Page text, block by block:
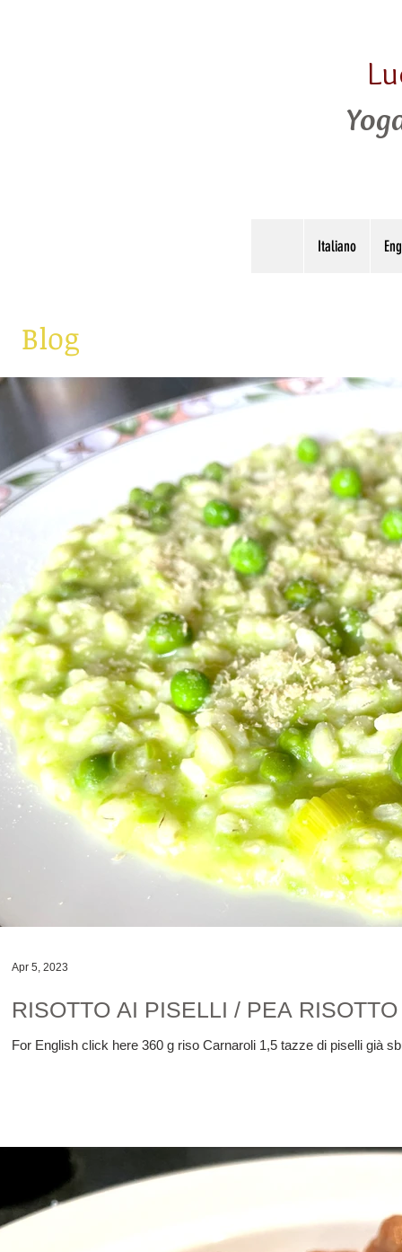
Italiano
Blog
RISOTTO AI PISELLI / PEA RISOTTO
For English click here 360 g riso Carnaroli 1,5 tazze di piselli già
Apr 5, 2023